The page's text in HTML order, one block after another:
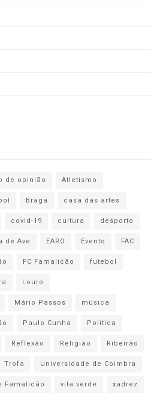
de opinião
Atletismo
Braga
casa das artes
covid-19 cultura
desporto
de Ave EARO Evento
FAC
FC Famalicão
futebol
Louro
Mário Passos
música
Paulo Cunha
Politica
Reflexão Religião
Ribeirão
Trofa
Universidade de Coimbra
Famalicão vila verde xadrez